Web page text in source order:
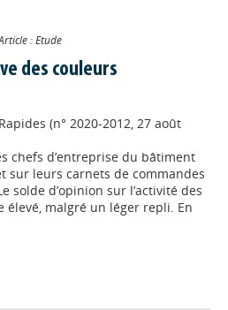
: Etude
des couleurs
(n° 2020-2012, 27 août
chefs d’entreprise du bâtiment
sur leurs carnets de commandes
solde d’opinion sur l’activité des
malgré un léger repli. En